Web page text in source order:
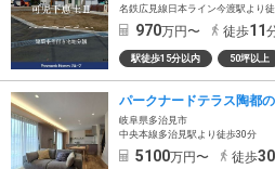
名鉄広見線日本ライン今渡駅より
970万円〜 徒歩11
駅徒歩15分以内 50坪以上
パークナードテラス陶都の
岐阜県多治見市
中央本線多治見駅より徒歩30分
5100万円〜 徒歩30